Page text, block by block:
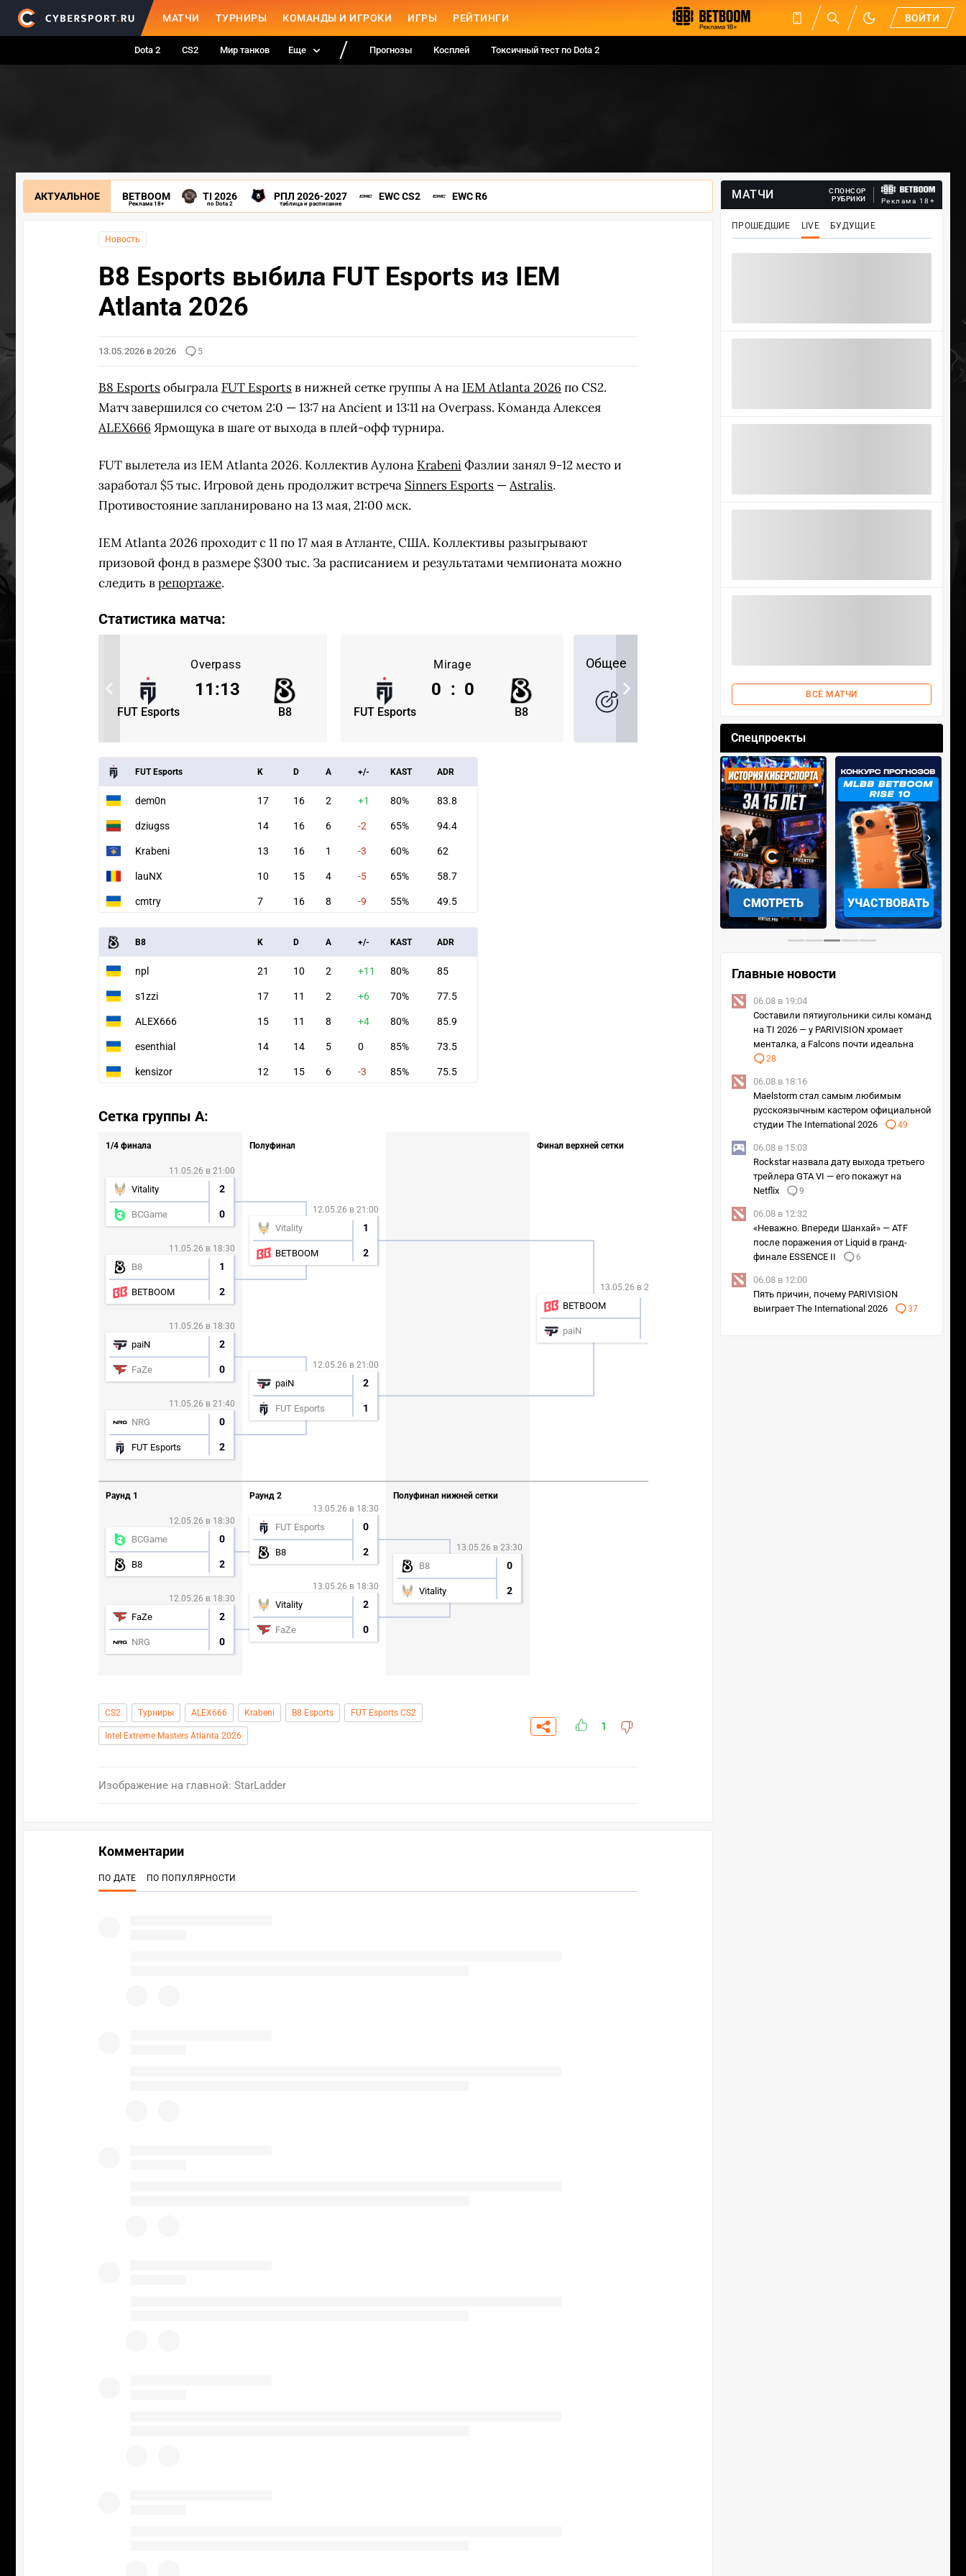
МАТЧИ ТУРНИРЫ КОМАНДЫ И ИГРОКИ ИГРЫ РЕЙТИНГИ ВОЙТИ
Dota 2 CS2 Мир танков Еще Прогнозы Косплей Токсичный тест по Dota 2
АКТУАЛЬНОЕ BETBOOM
Реклама 18+
TI 2026
по Dota 2
РПЛ 2026-2027
таблица и расписание
EWC CS2 EWC R6
Новость
B8 Esports выбила FUT Esports из IEM
Atlanta 2026
13.05.2026 в 20:26 5
B8 Esportsобыграла FUT Esportsв нижней сетке группы А на IEM Atlanta 2026 по CS2.
Матч завершился со счетом 2:0 — 13:7 на Ancient и 13:11 на Overpass. Команда Алексея
ALEX666 Ярмощука в шаге от выхода в плей-офф турнира.
FUT вылетела из IEM Atlanta 2026. Коллектив Аулона KrabeniФазлии занял 9-12 место и
заработал $5 тыс. Игровой день продолжит встреча Sinners Esports —Astralis.
Противостояние запланировано на 13 мая, 21:00 мск.
IEM Atlanta 2026 проходит с 11 по 17 мая в Атланте, США. Коллективы разыгрывают
призовой фонд в размере $300 тыс. За расписанием и результатами чемпионата можно
следить врепортаже.
Статистика матча:
Overpass
FUT Esports B8
11:13
Mirage
FUT Esports B8
0 : 0
Общее
FUT Esports K D A +/- KAST ADR
dem0n 17 16 2 +1 80% 83.8
dziugss 14 16 6 -2 65% 94.4
Krabeni 13 16 1 -3 60% 62
lauNX 10 15 4 -5 65% 58.7
cmtry 7 16 8 -9 55% 49.5
B8 K D A +/- KAST ADR
npl 21 10 2 +11 80% 85
s1zzi 17 11 2 +6 70% 77.5
ALEX666 15 11 8 +4 80% 85.9
esenthial 14 14 5 0 85% 73.5
kensizor 12 15 6 -3 85% 75.5
Сетка группы А:
1/4 финала
11.05.26 в 21:00
Vitality 2
BCGame 0
11.05.26 в 18:30
B8 1
BETBOOM 2
11.05.26 в 18:30
paiN 2
FaZe 0
11.05.26 в 21:40
NRG 0
FUT Esports 2
Полуфинал
12.05.26 в 21:00
Vitality 1
BETBOOM 2
12.05.26 в 21:00
paiN 2
FUT Esports 1
Финал верхней сетки
13.05.26 в 23:30
BETBOOM
paiN
Раунд 1
12.05.26 в 18:30
BCGame 0
B8 2
12.05.26 в 18:30
FaZe 2
NRG 0
Раунд 2
13.05.26 в 18:30
FUT Esports 0
B8 2
13.05.26 в 18:30
Vitality 2
FaZe 0
Полуфинал нижней сетки
13.05.26 в 23:30
B8 0
Vitality 2
CS2 Турниры ALEX666 Krabeni B8 Esports FUT Esports CS2
Intel Extreme Masters Atlanta 2026
1
Изображение на главной: StarLadder
МАТЧИ
СПОНСОР
РУБРИКИ
Реклама 18+
ПРОШЕДШИЕ LIVE БУДУЩИЕ
ВСЕ МАТЧИ
Спецпроекты
УЧАСТВОВАТЬ ЗАБРАТЬ СМОТРЕТЬ УЧАСТВОВАТЬ
‹ ›
Главные новости
06.08 в 19:04
Составили пятиугольники силы команд
на TI 2026 — у PARIVISION хромает
менталка, а Falcons почти идеальна
28
06.08 в 18:16
Maelstorm стал самым любимым
русскоязычным кастером официальной
студии The International 2026
49
06.08 в 15:03
Rockstar назвала дату выхода третьего
трейлера GTA VI — его покажут на
Netflix
9
06.08 в 12:32
«Неважно. Впереди Шанхай» — ATF
после поражения от Liquid в гранд-
финале ESSENCE II
6
06.08 в 12:00
Пять причин, почему PARIVISION
выиграет The International 2026
37
Комментарии
ПО ДАТЕ ПО ПОПУЛЯРНОСТИ